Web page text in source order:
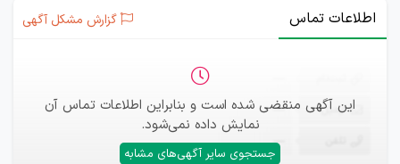
اطلاعات تماس گزارش مشکل آگهی
این آگهی منقضی شده است و بنابراین اطلاعات تماس آن
نمایش داده نمی‌شود.
جستجوی سایر آگهی‌های مشابه
ایمیل —
—